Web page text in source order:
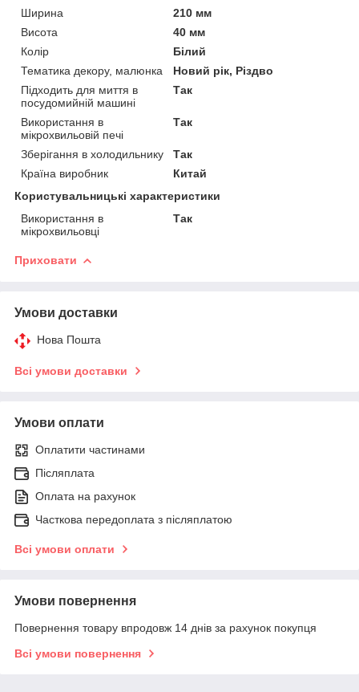
Ширина
210 мм
Висота
40 мм
Колір
Білий
Тематика декору, малюнка
Новий рік, Різдво
Підходить для миття в
посудомийній машині
Так
Використання в
мікрохвильовій печі
Так
Зберігання в холодильнику
Так
Країна виробник
Китай
Користувальницькі характеристики
Використання в
мікрохвильовці
Так
Приховати
Умови доставки
Нова Пошта
Всі умови доставки
Умови оплати
Оплатити частинами
Післяплата
Оплата на рахунок
Часткова передоплата з післяплатою
Всі умови оплати
Умови повернення
Повернення товару впродовж 14 днів за рахунок покупця
Всі умови повернення